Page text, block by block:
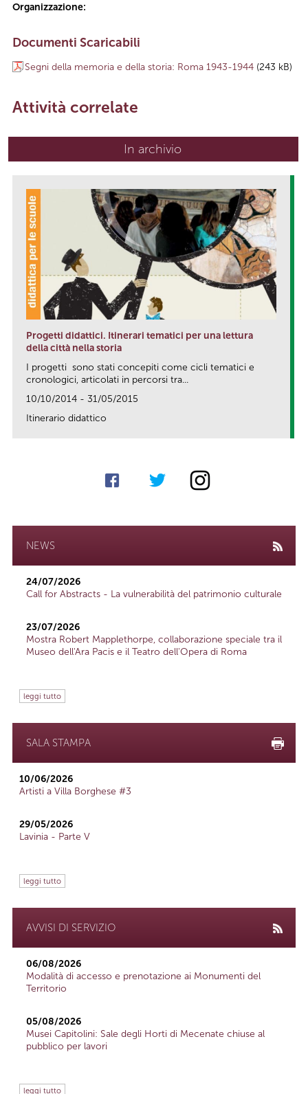
Organizzazione:
Documenti Scaricabili
Segni della memoria e della storia: Roma 1943-1944 (243 kB)
Attività correlate
In archivio
Progetti didattici. Itinerari tematici per una lettura
della città nella storia
I progetti sono stati concepiti come cicli tematici e
cronologici, articolati in percorsi tra...
10/10/2014 - 31/05/2015
Itinerario didattico
NEWS
24/07/2026
Call for Abstracts - La vulnerabilità del patrimonio culturale
23/07/2026
Mostra Robert Mapplethorpe, collaborazione speciale tra il
Museo dell'Ara Pacis e il Teatro dell'Opera di Roma
leggi tutto
SALA STAMPA
10/06/2026
Artisti a Villa Borghese #3
29/05/2026
Lavinia - Parte V
leggi tutto
AVVISI DI SERVIZIO
06/08/2026
Modalità di accesso e prenotazione ai Monumenti del
Territorio
05/08/2026
Musei Capitolini: Sale degli Horti di Mecenate chiuse al
pubblico per lavori
leggi tutto